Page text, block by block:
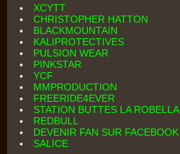
XCYTT
CHRISTOPHER HATTON
BLACKMOUNTAIN
KALIPROTECTIVES
PULSION WEAR
PINKSTAR
YCF
MMPRODUCTION
FREERIDE4EVER
STATION BUTTES LA ROBELLA
REDBULL
DEVENIR FAN SUR FACEBOOK
SALICE